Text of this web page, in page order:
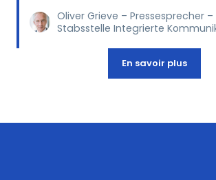
Oliver Grieve – Pressesprecher
Stabsstelle Integrierte
En savoir plus